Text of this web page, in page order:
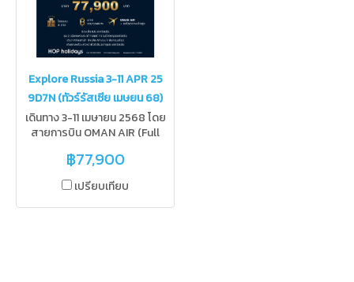
Explore Russia 3-11 APR 25
9D7N (ทัวร์รัสเซีย เมษยน 68)
เดินทาง 3-11 เมษายน 2568 โดย
สายการบิน OMAN AIR (Full
เช้า ถึงเย็น พักผ่อนก่อนเที่ยว พัก
โรงแรมระดับ 4 ดาว เที่ยวครบทุก
สถานที่ไฮไลท์ เที่ยวสองเมือง
มอสโก และ เซนต์ปีเตอร์เบิร์ก นั่ง
฿77,900
เปรียบเทียบ